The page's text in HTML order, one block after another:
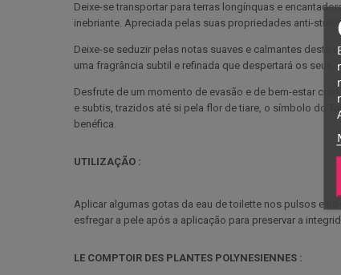
Deixe-se transportar para terras longínquas e
inebriante. Apreciada pelas suas propriedades anti-
Deixe-se seduzir pelas notas suaves e calmantes desta
uma fragrância subtil e refinada que despertará os seus
Desfrute de um momento de evasão e de bem-estar
e subtis, trazidos até si pela flor de tiare, o símbolo do
benéfica.
UTILIZAÇÃO :
Aplicar algumas gotas da eau de toilette nos pulsos e
esfregar a pele após a aplicação para preservar a
LE COMPTOIR DES PLANTES POLYNESIENNES :